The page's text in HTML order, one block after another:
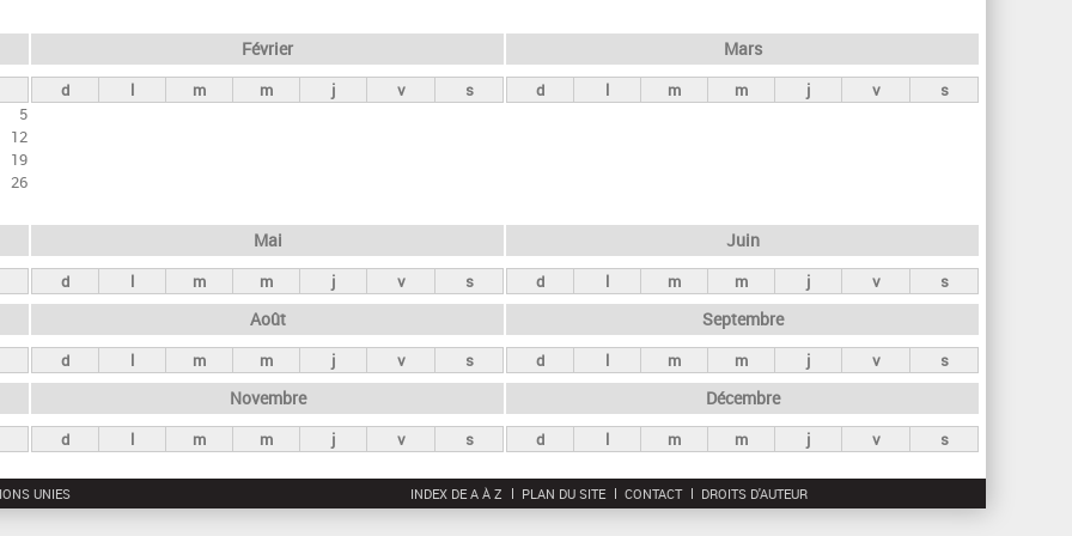
r
c
5
12
19
26
Février
d l m m j v s
Mars
d l m m j v s
Mai
d l m m j v s
Juin
d l m m j v s
Août
d l m m j v s
Septembre
d l m m j v s
Novembre
d l m m j v s
Décembre
d l m m j v s
UNIES INDEX DE A À Z PLAN DU SITE CONTACT DROITS D'AUTEUR